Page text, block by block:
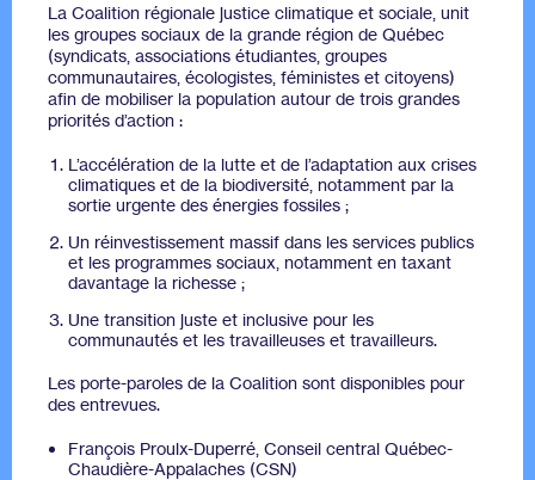
La Coalition régionale justice climatique et sociale, unit
les groupes sociaux de la grande région de Québec
(syndicats, associations étudiantes, groupes
communautaires, écologistes, féministes et citoyens)
afin de mobiliser la population autour de trois grandes
priorités d’action :
L’accélération de la lutte et de l’adaptation aux crises
climatiques et de la biodiversité, notamment par la
sortie urgente des énergies fossiles ;
Un réinvestissement massif dans les services publics
et les programmes sociaux, notamment en taxant
davantage la richesse ;
Une transition juste et inclusive pour les
communautés et les travailleuses et travailleurs.
Les porte-paroles de la Coalition sont disponibles pour
des entrevues.
François Proulx-Duperré, Conseil central Québec-
Chaudière-Appalaches (CSN)